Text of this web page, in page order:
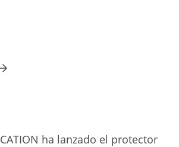
ha lanzado el protector